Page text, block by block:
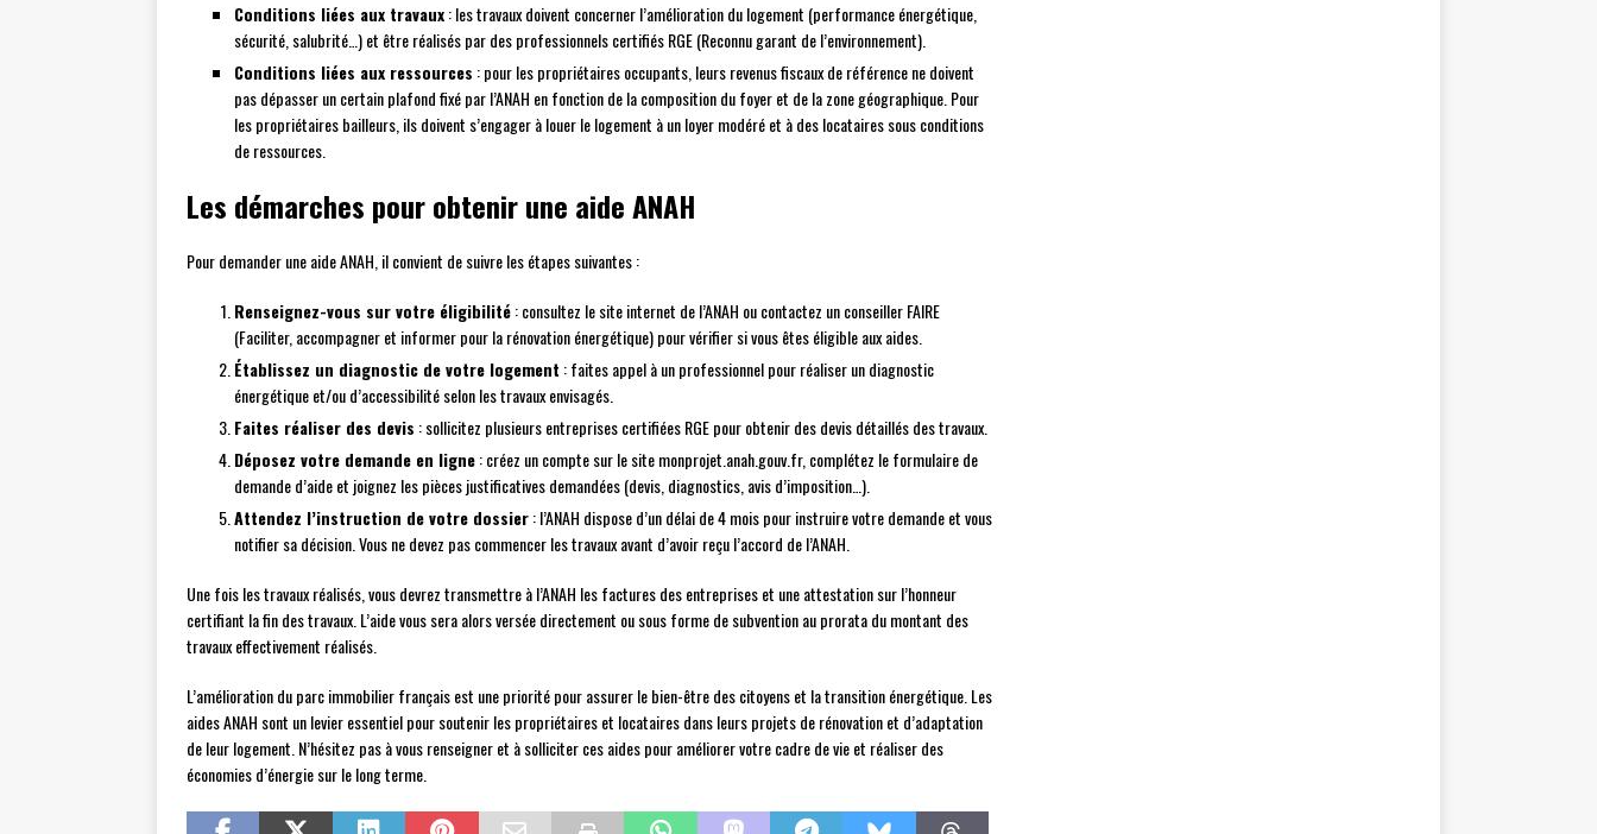
Conditions liées aux travaux: les travaux doivent concerner l’amélioration du logement (performance énergétique,
sécurité, salubrité…) et être réalisés par des professionnels certifiés RGE (Reconnu garant de l’environnement).
Conditions liées aux ressources : pour les propriétaires occupants, leurs revenus fiscaux de référence ne doivent
pas dépasser un certain plafond fixé par l’ANAH en fonction de la composition du foyer et de la zone géographique. Pour
les propriétaires bailleurs, ils doivent s’engager à louer le logement à un loyer modéré et à des locataires sous conditions
de ressources.
Les démarches pour obtenir une aide ANAH
Pour demander une aide ANAH, il convient de suivre les étapes suivantes :
Renseignez-vous sur votre éligibilité: consultez le site internet de l’ANAH ou contactez un conseiller FAIRE
(Faciliter, accompagner et informer pour la rénovation énergétique) pour vérifier si vous êtes éligible aux aides.
Établissez un diagnostic de votre logement : faites appel à un professionnel pour réaliser un diagnostic
énergétique et/ou d’accessibilité selon les travaux envisagés.
Faites réaliser des devis : sollicitez plusieurs entreprises certifiées RGE pour obtenir des devis détaillés des travaux.
Déposez votre demande en ligne: créez un compte sur le site monprojet.anah.gouv.fr, complétez le formulaire de
demande d’aide et joignez les pièces justificatives demandées (devis, diagnostics, avis d’imposition…).
Attendez l’instruction de votre dossier: l’ANAH dispose d’un délai de 4 mois pour instruire votre demande et vous
notifier sa décision. Vous ne devez pas commencer les travaux avant d’avoir reçu l’accord de l’ANAH.
Une fois les travaux réalisés, vous devrez transmettre à l’ANAH les factures des entreprises et une attestation sur l’honneur
certifiant la fin des travaux. L’aide vous sera alors versée directement ou sous forme de subvention au prorata du montant des
travaux effectivement réalisés.
L’amélioration du parc immobilier français est une priorité pour assurer le bien-être des citoyens et la transition énergétique. Les
aides ANAH sont un levier essentiel pour soutenir les propriétaires et locataires dans leurs projets de rénovation et d’adaptation
de leur logement. N’hésitez pas à vous renseigner et à solliciter ces aides pour améliorer votre cadre de vie et réaliser des
économies d’énergie sur le long terme.